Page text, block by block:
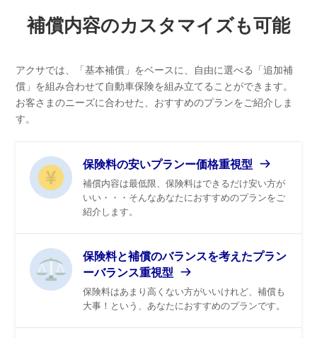
補償内容のカスタマイズも可能
アクサでは、「基本補償」をベースに、自由に選べる「追加補
償」を組み合わせて自動車保険を組み立てることができます。
お客さまのニーズに合わせた、おすすめのプランをご紹介しま
す。
保険料の安いプランー価格重視型
補償内容は最低限、保険料はできるだけ安い方が
いい・・・そんなあなたにおすすめのプランをご
紹介します。
保険料と補償のバランスを考えたプラン
ーバランス重視型
保険料はあまり高くない方がいいけれど、補償も
大事！という、あなたにおすすめのプランです。